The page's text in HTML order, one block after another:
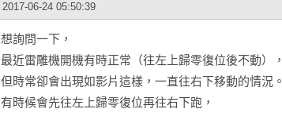
2017-06-24 05:50:39
想詢問一下，
最近雷雕機開機有時正常（往左上歸零復位後不動），
但時常卻會出現如影片這樣，一直往右下移動的情況。
有時候會先往左上歸零復位再往右下跑，